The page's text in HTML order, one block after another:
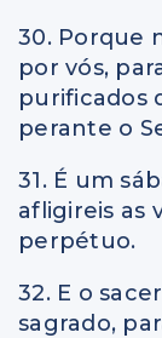
30. Porque
por vós,
purificados
perante o
31. É um
afligireis as
perpétuo.
32. E o
sagrado,